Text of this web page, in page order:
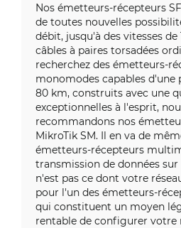
Nos émetteurs-récepteurs
de toutes nouvelles
débit, jusqu'à des vitesses de
câbles à paires torsadées
recherchez des émetteurs-
monomodes capables d'une
80 km, construits avec une
exceptionnelles à l'esprit,
recommandons nos
MikroTik SM. Il en va de
émetteurs-récepteurs
transmission de données
n'est pas ce dont votre
pour l'un des émetteurs-
qui constituent un moyen
rentable de configurer votre